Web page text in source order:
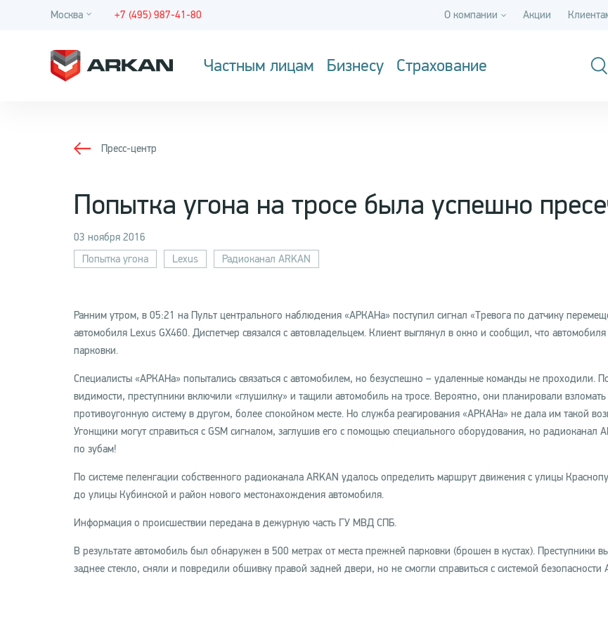
Москва +7 (495) 987-41-80 О компании Акции
Частным лицам Бизнесу Страхование
Пресс-центр
Попытка угона на тросе была успешно
03 ноября 2016
Попытка угона
Lexus Радиоканал ARKAN
Ранним утром, в 05:21 на Пульт центрального наблюдения «АРКАНа» поступил сигнал «Тревога по датчику
автомобиля Lexus GX460. Диспетчер связался с автовладельцем. Клиент выглянул в окно и сообщил, что автомобиля
парковки.
Специалисты «АРКАНа» попытались связаться с автомобилем, но безуспешно – удаленные команды не проходили.
видимости, преступники включили «глушилку» и тащили автомобиль на тросе. Вероятно, они планировали взломать
противоугонную систему в другом, более спокойном месте. Но служба реагирования «АРКАНа» не дала им такой
Угонщики могут справиться с GSM сигналом, заглушив его с помощью специального оборудования, но радиоканал
по зубам!
По системе пеленгации собственного радиоканала ARKAN удалось определить маршрут движения c улицы
до улицы Кубинской и район нового местонахождения автомобиля.
Информация о происшествии передана в дежурную часть ГУ МВД СПБ.
В результате автомобиль был обнаружен в 500 метрах от места прежней парковки (брошен в кустах). Преступники
заднее стекло, сняли и повредили обшивку правой задней двери, но не смогли справиться с системой безопасности